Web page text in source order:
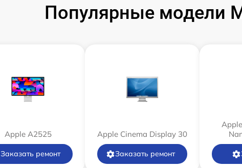
Популярные модели
Apple А2525
Заказать ремонт
Apple Cinema Display 30
Заказать ремонт